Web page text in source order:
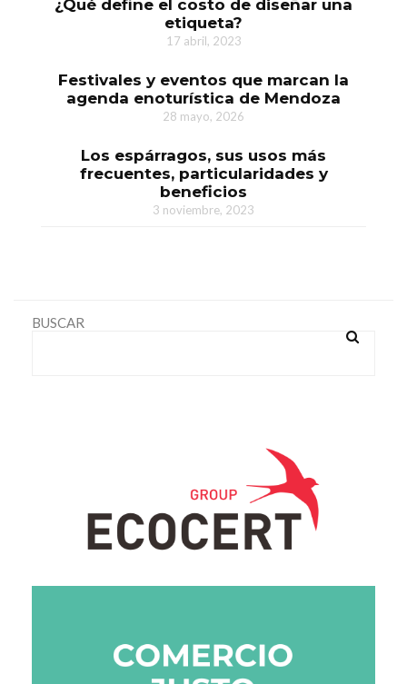
¿Qué define el costo de diseñar una
etiqueta?
17 abril, 2023
Festivales y eventos que marcan la
agenda enoturística de Mendoza
28 mayo, 2026
Los espárragos, sus usos más
frecuentes, particularidades y
beneficios
3 noviembre, 2023
BUSCAR